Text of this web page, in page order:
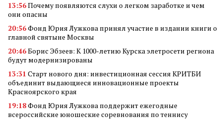
13:56Почему появляются слухи о легком заработке и чем
они опасны
20:56Фонд Юрия Лужкова принял участие в издании книги о
главной святыне Москвы
20:46Борис Эбзеев: К 1000-летию Курска элетросети региона
будут модернизированы
13:31 Старт нового дня: инвестиционная сессия КРИТБИ
объединит выдающиеся инновационные проекты
Красноярского края
19:18Фонд Юрия Лужкова поддержит ежегодные
всероссийские юношеские соревнования по теннису